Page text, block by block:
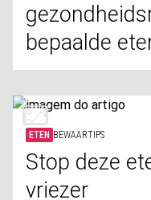
bepaalde
ETEN BEWAARTIPS
Stop deze
vriezer